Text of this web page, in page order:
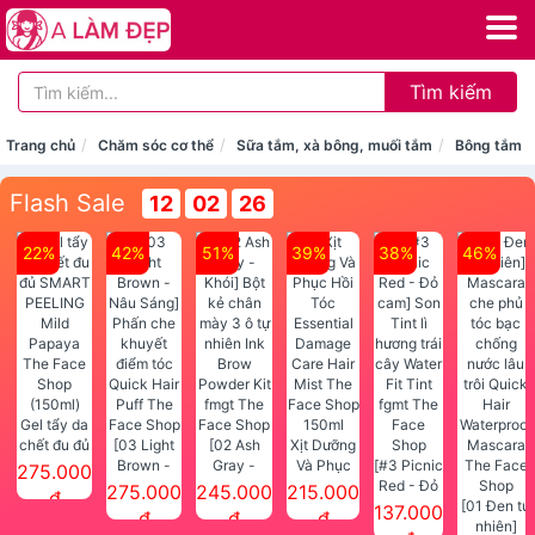
Tìm kiếm
Trang chủ Chăm sóc cơ thể Sữa tắm, xà bông, muối tắm Bông tắm
Flash Sale 12 02 26
22%
Gel tẩy da
chết đu đủ
SMART
PEELING
275.000
đ
42%
[03 Light
Brown -
Nâu Sáng]
Phấn che
275.000
đ
51%
[02 Ash
Gray -
Khói] Bột
kẻ chân
245.000
đ
39%
Xịt Dưỡng
Và Phục
Hồi Tóc
Essential
215.000
đ
38%
[#3 Picnic
Red - Đỏ
cam] Son
137.000
46%
[01 Đen tự
nhiên]